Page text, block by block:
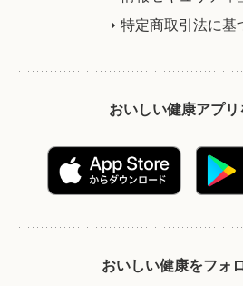
特定商取引法に基
おいしい健康アプリ
おいしい健康をフォ